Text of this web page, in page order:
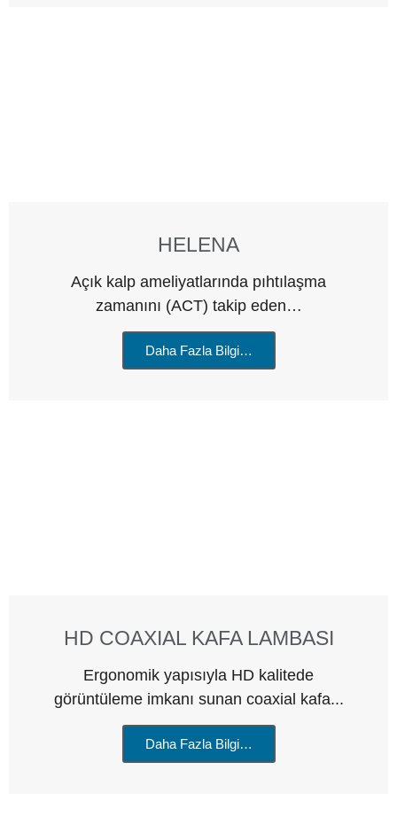
HELENA
Açık kalp ameliyatlarında pıhtılaşma
zamanını (ACT) takip eden…
Daha Fazla Bilgi…
HD COAXIAL KAFA LAMBASI
Ergonomik yapısıyla HD kalitede
görüntüleme imkanı sunan coaxial kafa...
Daha Fazla Bilgi…